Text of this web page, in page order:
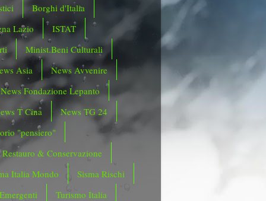
Borghi d'Italia
Lazio
ISTAT
Minist.Beni Culturali
Asia
News Avvenire
News Fondazione Lepanto
T Cina
News TG 24
"pensiero"
Restauro & Conservazione
Italia Mondo
Sisma Rischi
Turismo Italia